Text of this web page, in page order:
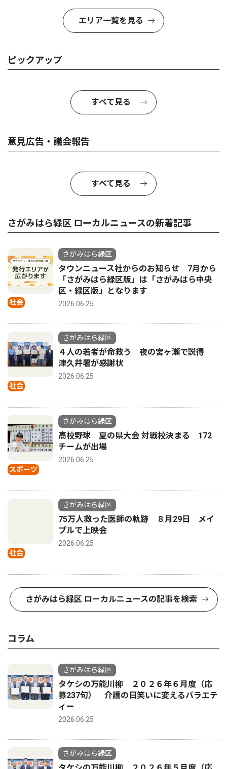
エリア一覧を見る
ピックアップ
すべて見る
意見広告・議会報告
すべて見る
さがみはら緑区 ローカルニュースの新着記事
社会
さがみはら緑区
タウンニュース社からのお知らせ 7月から
「さがみはら緑区版」は「さがみはら中央
区・緑区版」となります
2026.06.25
社会
さがみはら緑区
４人の若者が命救う 夜の宮ヶ瀬で説得
津久井署が感謝状
2026.06.25
スポーツ
さがみはら緑区
高校野球 夏の県大会 対戦校決まる 172
チームが出場
2026.06.25
社会
さがみはら緑区
75万人救った医師の軌跡 ８月29日 メイ
プルで上映会
2026.06.25
さがみはら緑区 ローカルニュースの記事を検索
コラム
さがみはら緑区
タケシの万能川柳 ２０２６年６月度（応
募237句） 介護の日笑いに変えるバラエテ
ィー
2026.06.25
さがみはら緑区